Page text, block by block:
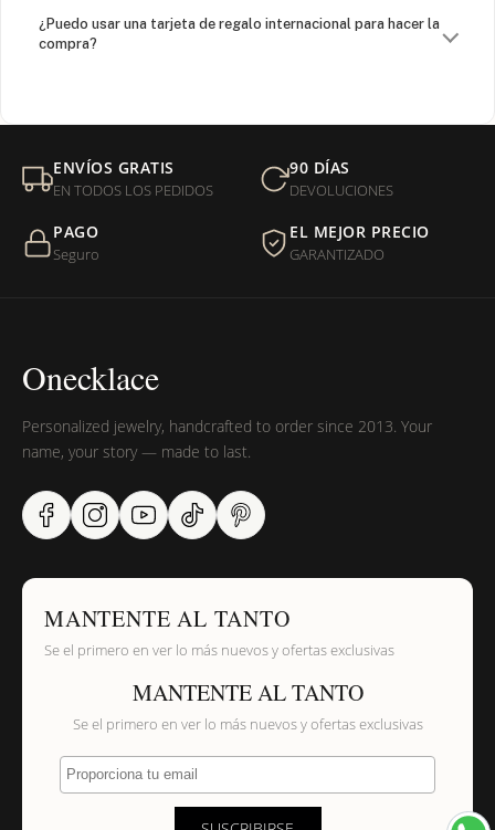
¿Puedo usar una tarjeta de regalo internacional para hacer la
compra?
Mi orden fue devuelta por USPS, ¿qué hago para que sea
entregada?
¿Sus productos son libres de níquel?
ENVÍOS GRATIS
EN TODOS LOS PEDIDOS
90 DÍAS
DEVOLUCIONES
PAGO
Seguro
EL MEJOR PRECIO
GARANTIZADO
Onecklace
Personalized jewelry, handcrafted to order since 2013. Your
name, your story — made to last.
MANTENTE AL TANTO
Se el primero en ver lo más nuevos y ofertas exclusivas
MANTENTE AL TANTO
Se el primero en ver lo más nuevos y ofertas exclusivas
Proporciona tu email